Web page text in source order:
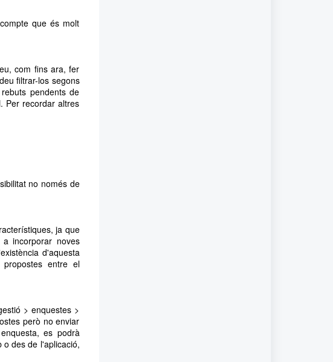
que és molt
com fins ara, fer
filtrar-los segons
pendents de
Per recordar altres
no només de
ja que
incorporar noves
d'aquesta
entre el
> enquestes >
però no enviar
es podrà
o des de l'aplicació,